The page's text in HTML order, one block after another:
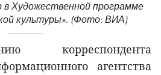
Художественной программе
культуры». (Фото: ВИА)
корреспондента
агентства